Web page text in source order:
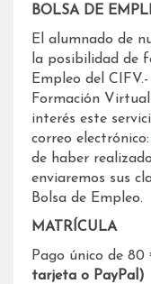
BOLSA DE
El alumnado de
la posibilidad de
Empleo del
Formación
interés este
correo electrónico:
de haber
enviaremos sus
Bolsa de Empleo.
MATRÍCULA
Pago único de 80
tarjeta o PayPal)